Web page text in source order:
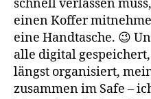
schnell verlassen
einen Koffer
eine Handtasche. 😉
alle digital
längst organisiert,
zusammen im Safe –